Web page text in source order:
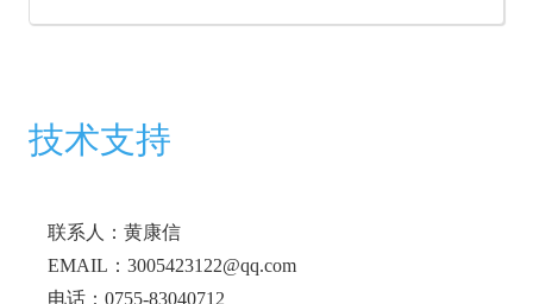
技术支持
联系人：黄康信
EMAIL：3005423122@qq.com
电话：0755-83040712